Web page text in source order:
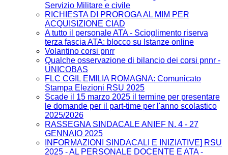
Servizio Militare e civile
RICHIESTA DI PROROGA AL MIM PER
ACQUISIZIONE CIAD
A tutto il personale ATA - Scioglimento riserva
terza fascia ATA: blocco su Istanze online
Volantino corsi pnrr
Qualche osservazione di bilancio dei corsi pnnr -
UNICOBAS
FLC CGIL EMILIA ROMAGNA: Comunicato
Stampa Elezioni RSU 2025
Scade il 15 marzo 2025 il termine per presentare
le domande per il part-time per l'anno scolastico
2025/2026
RASSEGNA SINDACALE ANIEF N. 4 - 27
GENNAIO 2025
INFORMAZIONI SINDACALI E INIZIATIVE] RSU
2025 - AL PERSONALE DOCENTE E ATA -